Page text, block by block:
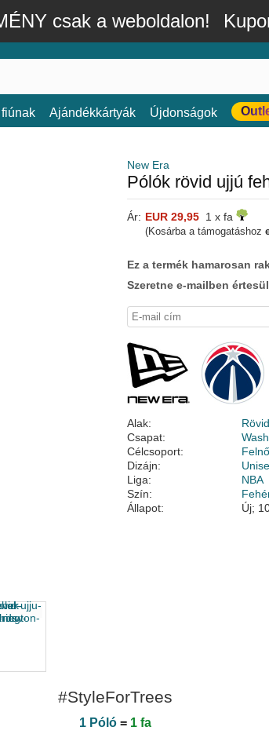
csak a weboldalon!
fiúnak Ajándékkártyák Újdonságok
New Era
Pólók rövid ujjú
Ár: EUR 29,95 1 x fa
(Kosárba a támogatáshoz
Ez a termék hamarosan
Szeretne e-mailben
Alak:
Csapat:
Célcsoport:
Dizájn:
Liga:
NBA
Szín:
Állapot:
Új;
#StyleForTrees
1 Póló = 1 fa